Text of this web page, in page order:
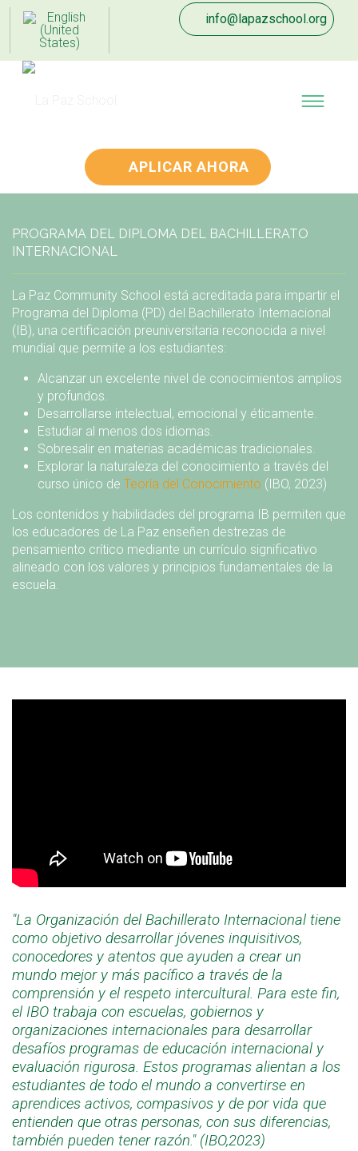
info@lapazschool.org
APLICAR AHORA
PROGRAMA DEL DIPLOMA DEL BACHILLERATO
INTERNACIONAL
La Paz Community School está acreditada para impartir el
Programa del Diploma (PD) del Bachillerato Internacional
(IB), una certificación preuniversitaria reconocida a nivel
mundial que permite a los estudiantes:
Alcanzar un excelente nivel de conocimientos amplios
y profundos.
Desarrollarse intelectual, emocional y éticamente.
Estudiar al menos dos idiomas.
Sobresalir en materias académicas tradicionales.
Explorar la naturaleza del conocimiento a través del
curso único de Teoría del Conocimiento (IBO, 2023)
Los contenidos y habilidades del programa IB permiten que
los educadores de La Paz enseñen destrezas de
pensamiento crítico mediante un currículo significativo
alineado con los valores y principios fundamentales de la
escuela.
"La Organización del Bachillerato Internacional tiene
como objetivo desarrollar jóvenes inquisitivos,
conocedores y atentos que ayuden a crear un
mundo mejor y más pacífico a través de la
comprensión y el respeto intercultural. Para este fin,
el IBO trabaja con escuelas, gobiernos y
organizaciones internacionales para desarrollar
desafíos programas de educación internacional y
evaluación rigurosa. Estos programas alientan a los
estudiantes de todo el mundo a convertirse en
aprendices activos, compasivos y de por vida que
entienden que otras personas, con sus diferencias,
también pueden tener razón." (IBO,2023)